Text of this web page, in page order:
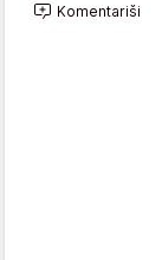
Komentariši